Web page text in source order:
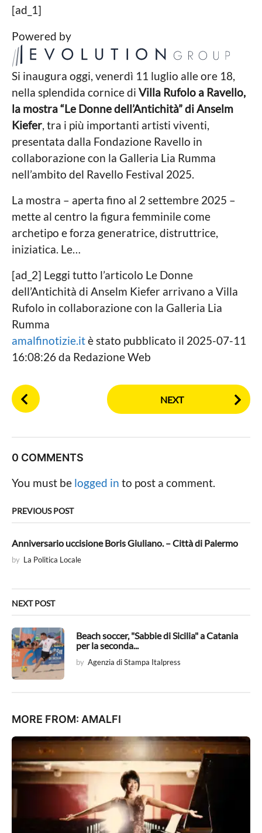
1
a
n
n
o
a
g
o
R
e
d
a
z
i
o
e
W
e
b
a
g
o
[ad_1]
Powered by
Si inaugura oggi, venerdì 11 luglio alle ore 18,
nella splendida cornice di Villa Rufolo a Ravello,
la mostra “Le Donne dell’Antichità” di Anselm
Kiefer, tra i più importanti artisti viventi,
presentata dalla Fondazione Ravello in
collaborazione con la Galleria Lia Rumma
nell’ambito del Ravello Festival 2025.
La mostra – aperta fino al 2 settembre 2025 –
mette al centro la figura femminile come
archetipo e forza generatrice, distruttrice,
iniziatica. Le…
[ad_2] Leggi tutto l’articolo Le Donne
dell’Antichità di Anselm Kiefer arrivano a Villa
Rufolo in collaborazione con la Galleria Lia
Rumma
amalfinotizie.itè stato pubblicato il 2025-07-11
16:08:26 da Redazione Web
P
o
P
a
g
n
t
i
NEXT
0 COMMENTS
You must be logged in to post a comment.
PREVIOUS POST
Anniversario uccisione Boris Giuliano. – Città di Palermo
by La Politica Locale
NEXT POST
Beach soccer, "Sabbie di Sicilia" a Catania
per la seconda...
by Agenzia di Stampa Italpress
MORE FROM: AMALFI